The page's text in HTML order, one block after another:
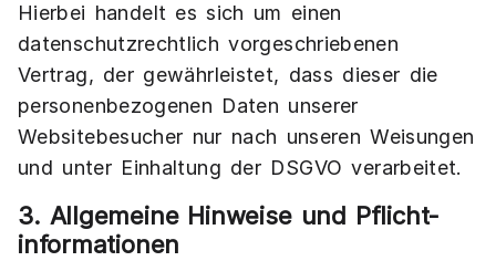
Hierbei handelt es sich um einen
datenschutzrechtlich vorgeschriebenen
Vertrag, der gewährleistet, dass dieser die
personenbezogenen Daten unserer
Websitebesucher nur nach unseren Weisungen
und unter Einhaltung der DSGVO verarbeitet.
3. Allgemeine Hinweise und Pflicht­
informationen